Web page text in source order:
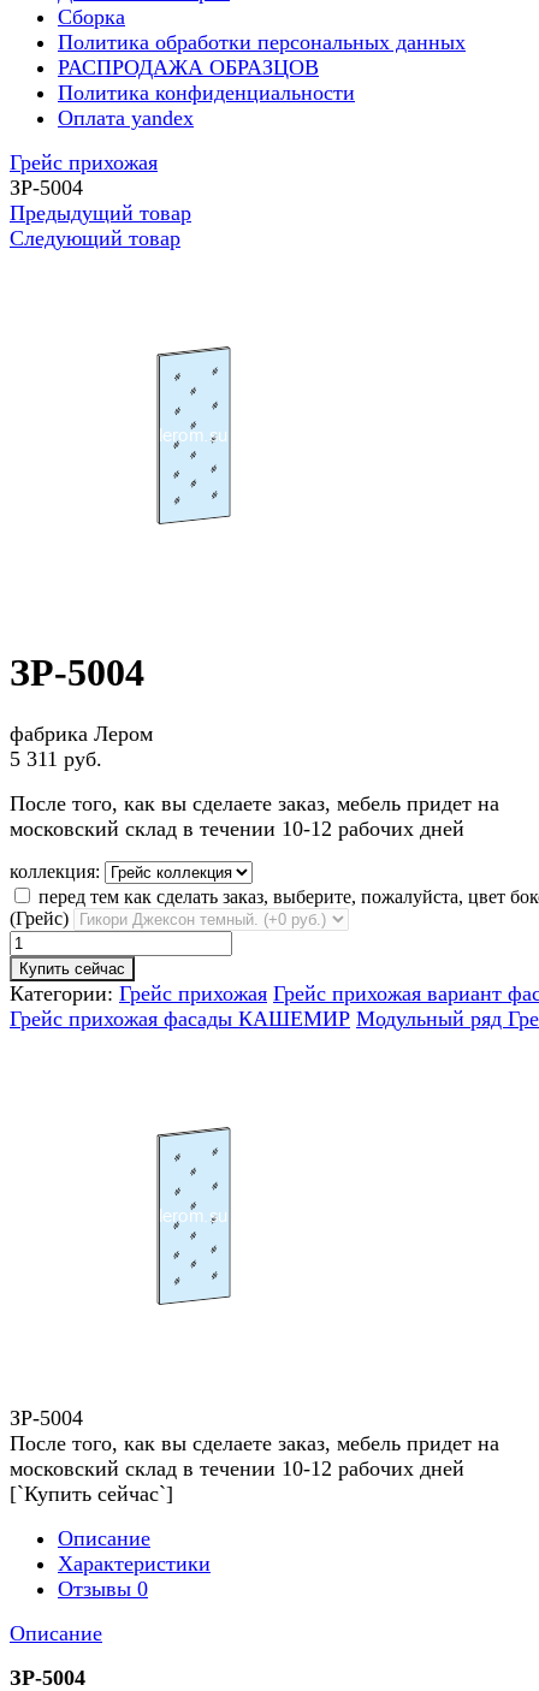
Сборка
Политика обработки персональных данных
РАСПРОДАЖА ОБРАЗЦОВ
Политика конфиденциальности
Оплата yandex
Грейс прихожая
ЗР-5004
Предыдущий товар
Следующий товар
ЗР-5004
фабрика Лером
5 311 руб.
После того, как вы сделаете заказ, мебель придет на
московский склад в течении 10-12 рабочих дней
коллекция:
перед тем как сделать заказ, выберите, пожалуйста, цвет
(Грейс)
Купить сейчас
Категории: Грейс прихожая Грейс прихожая вариант
Грейс прихожая фасады КАШЕМИР Модульный ряд
ЗР-5004
После того, как вы сделаете заказ, мебель придет на
московский склад в течении 10-12 рабочих дней
[`Купить сейчас`]
Описание
Характеристики
Отзывы 0
Описание
ЗР-5004